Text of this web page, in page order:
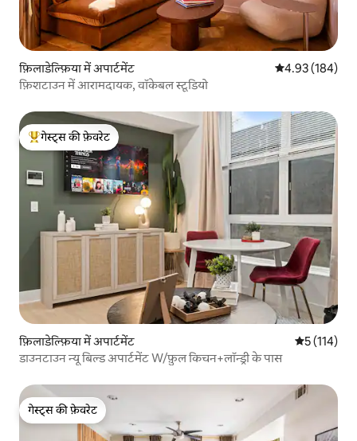
फ़िलाडेल्फ़िया में अपार्टमेंट औसत रेटिंग 5 में से
4.93 (184)
फ़िशटाउन में आरामदायक, वॉकेबल स्टूडियो
गेस्ट्स का टॉप फ़ेवरेट
गेस्ट्स की फ़ेवरेट
फ़िलाडेल्फ़िया में अपार्टमेंट औसत रेटिंग 5
5 (114)
डाउनटाउन न्यू बिल्ड अपार्टमेंट W/फ़ुल किचन+लॉन्ड्री के पास
गेस्ट्स की फ़ेवरेट
गेस्ट्स की फ़ेवरेट